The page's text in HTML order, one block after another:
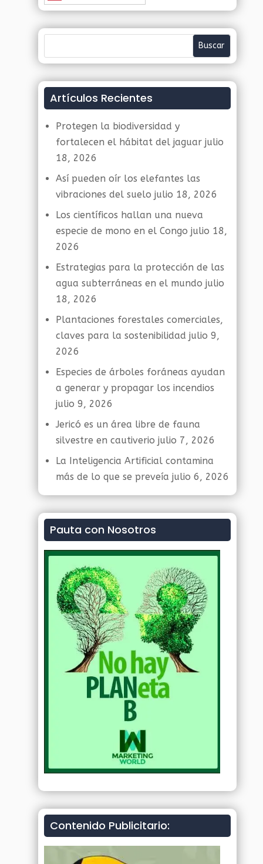
Artículos Recientes
Protegen la biodiversidad y
fortalecen el hábitat del jaguar julio
18, 2026
Así pueden oír los elefantes las
vibraciones del suelo julio 18, 2026
Los científicos hallan una nueva
especie de mono en el Congo julio 18,
2026
Estrategias para la protección de las
agua subterráneas en el mundo julio
18, 2026
Plantaciones forestales comerciales,
claves para la sostenibilidad julio 9,
2026
Especies de árboles foráneas ayudan
a generar y propagar los incendios
julio 9, 2026
Jericó es un área libre de fauna
silvestre en cautiverio julio 7, 2026
La Inteligencia Artificial contamina
más de lo que se preveía julio 6, 2026
Pauta con Nosotros
Contenido Publicitario: